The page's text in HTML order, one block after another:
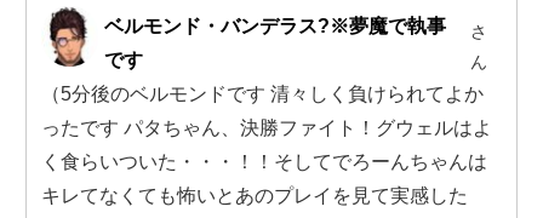
ベルモンド・バンデラス?※夢魔で執事
です
さ
ん
（5分後のベルモンドです 清々しく負けられてよか
ったです パタちゃん、決勝ファイト！グウェルはよ
く食らいついた・・・！！そしてでろーんちゃんは
キレてなくても怖いとあのプレイを見て実感した